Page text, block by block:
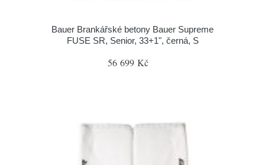
Bauer Brankářské betony Bauer Supreme
FUSE SR, Senior, 33+1", černá, S
56 699 Kč